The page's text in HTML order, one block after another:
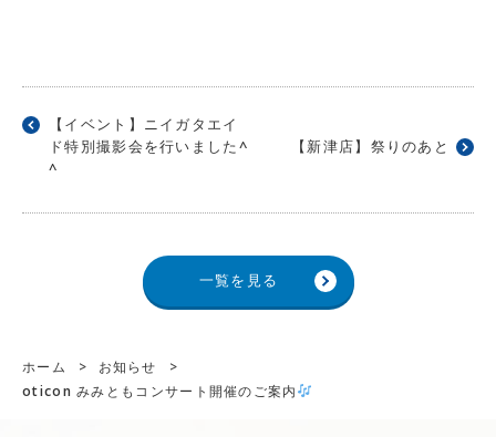
【イベント】ニイガタエイ
ド特別撮影会を行いました^
^
【新津店】祭りのあと
一覧を見る
ホーム > お知らせ
>
oticon みみともコンサート開催のご案内